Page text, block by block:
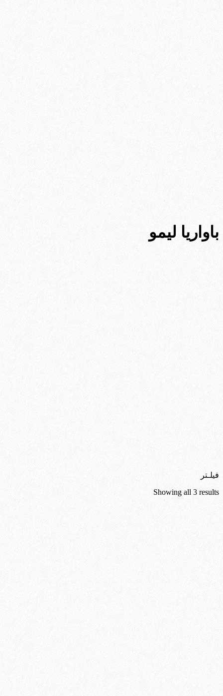
باواریا لیمو
فیلـتر
Showing all 3 results